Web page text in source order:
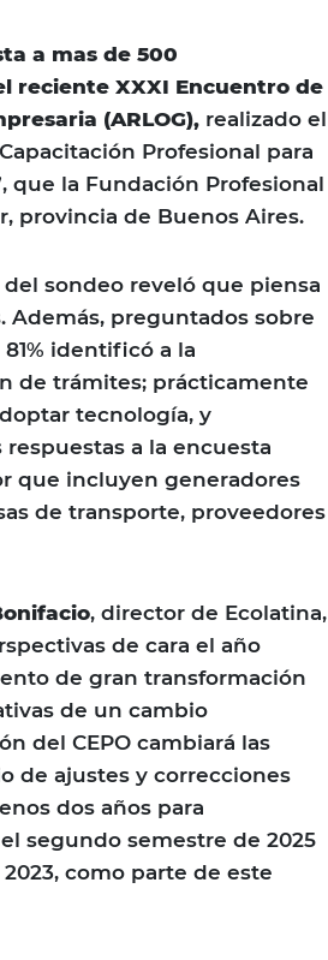
a mas de 500
reciente XXXI Encuentro de
(ARLOG), realizado el
Profesional para
que la Fundación Profesional
provincia de Buenos Aires.
sondeo reveló que piensa
preguntados sobre
identificó a la
de trámites; prácticamente
tecnología, y
a la encuesta
que incluyen generadores
de transporte, proveedores
, director de Ecolatina,
de cara el año
de gran transformación
de un cambio
del CEPO cambiará las
de ajustes y correcciones
dos años para
segundo semestre de 2025
como parte de este